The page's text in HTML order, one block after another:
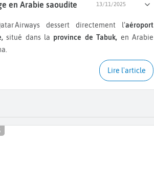
en Arabie saoudite 13/11/2025
Airways dessert directement l’aéroport
situé dans la province de Tabuk, en Arabie
Lire l'article